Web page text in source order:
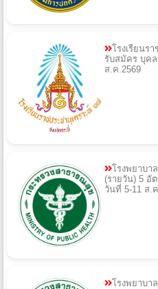
โรงเรียนร
รับสมัคร บุค
ส.ค.2569
โรงพยาบา
(รายวัน) 5 อั
วันที่ 5-11 ส.
โรงพยาบา